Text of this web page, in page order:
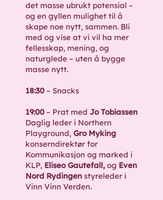
det masse ubrukt potensial –
og en gyllen mulighet til å
skape noe nytt, sammen. Bli
med og vise at vi vil ha mer
fellesskap, mening, og
naturglede – uten å bygge
masse nytt.
18:30 – Snacks
​19:00 – Prat med Jo Tobiassen
Daglig leder i Northern
Playground, Gro Myking
konserndirektør for
Kommunikasjon og marked i
KLP, Eliseo Gautefall, og Even
Nord Rydingen styreleder i
Vinn Vinn Verden.